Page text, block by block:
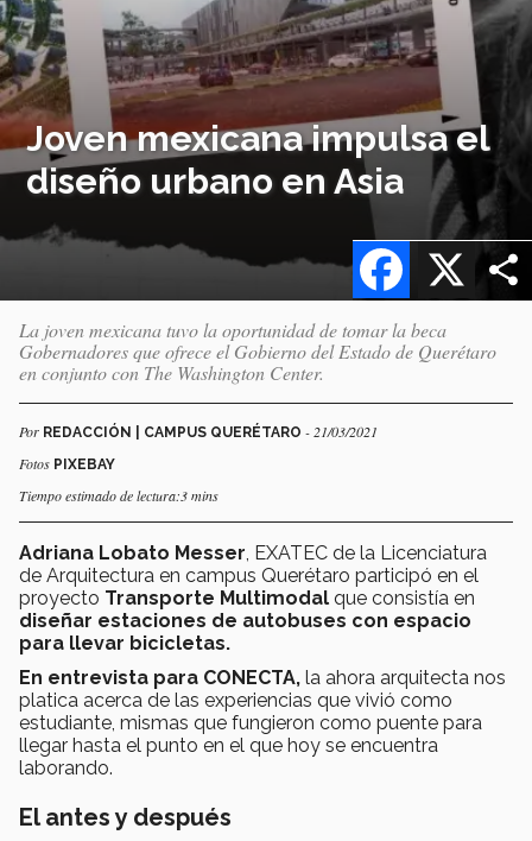
Joven mexicana impulsa el
diseño urbano en Asia
X
Facebook
La joven mexicana tuvo la oportunidad de tomar la beca
Gobernadores que ofrece el Gobierno del Estado de Querétaro
en conjunto con The Washington Center.
Por REDACCIÓN | CAMPUS QUERÉTARO - 21/03/2021
Fotos PIXEBAY
Tiempo estimado de lectura:3 mins
Adriana Lobato Messer , EXATEC de la Licenciatura
de Arquitectura en campus Querétaro participó en el
proyecto Transporte Multimodal que consistía en
diseñar estaciones de autobuses con espacio
para llevar bicicletas.
En entrevista para CONECTA, la ahora arquitecta nos
platica acerca de las experiencias que vivió como
estudiante, mismas que fungieron como puente para
llegar hasta el punto en el que hoy se encuentra
laborando.
El antes y después